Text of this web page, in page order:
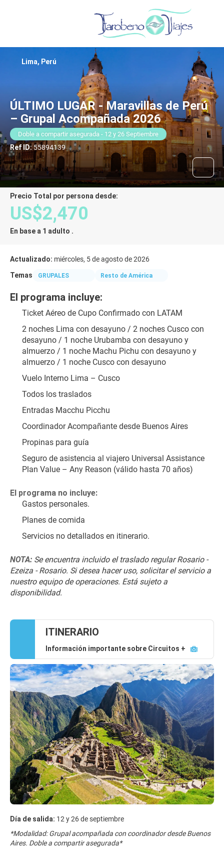
ÚLTIMO LUGAR - Maravillas de Perú
– Grupal Acompañada 2026
Doble a compartir asegurada - 12 y 26 Septiembre
Ref ID:55894139
Lima, Perú
Precio Total por persona desde:
US$2,470
En base a 1 adulto .
Actualizado: miércoles, 5 de agosto de 2026
Temas
GRUPALES Resto de América
El programa incluye:
Ticket Aéreo de Cupo Confirmado con LATAM
2 noches Lima con desayuno / 2 noches Cusco con
desayuno / 1 noche Urubamba con desayuno y
almuerzo / 1 noche Machu Pichu con desayuno y
almuerzo / 1 noche Cusco con desayuno
Vuelo Interno Lima – Cusco
Todos los traslados
Entradas Macchu Picchu
Coordinador Acompañante desde Buenos Aires
Propinas para guía
Seguro de asistencia al viajero Universal Assistance
Plan Value – Any Reason (válido hasta 70 años)
El programa no incluye:
Gastos personales.
Planes de comida
Servicios no detallados en itinerario.
NOTA: Se encuentra incluido el traslado regular Rosario -
Ezeiza - Rosario. Si desea hacer uso, solicitar el servicio a
nuestro equipo de operaciones. Está sujeto a
disponibilidad.
ITINERARIO
Información importante sobre Circuitos +
Día de salida: 12 y 26 de septiembre
*Modalidad: Grupal acompañada con coordinador desde Buenos
Aires. Doble a compartir asegurada*